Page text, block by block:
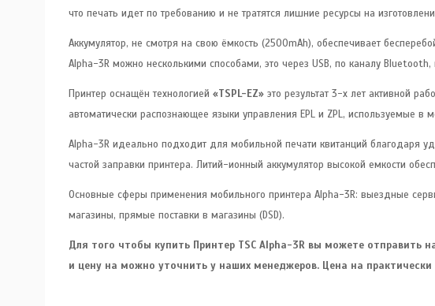
что печать идет по требованию и не тратятся лишние ресурсы на
Аккумулятор, не смотря на свою ёмкость (2500mAh), обеспечивает
Alpha-3R можно несколькими способами, это через USB, по каналу
Принтер оснащён технологией «TSPL-EZ» это результат 3-х лет активной
автоматически распознающее языки управления EPL и ZPL, используемые в
Alpha-3R идеально подходит для мобильной печати квитанций благодаря
частой заправки принтера. Литий-ионный аккумулятор высокой емкости
Основные сферы применения мобильного принтера Alpha-3R: выездные
магазины, прямые поставки в магазины (DSD).
Для того чтобы купить Принтер TSC Alpha-3R вы можете отправить
и цену на можно уточнить у наших менеджеров. Цена на